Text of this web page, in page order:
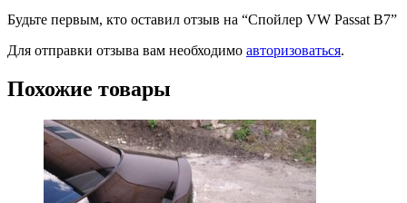
Будьте первым, кто оставил отзыв на “Спойлер VW Passat B7”
Для отправки отзыва вам необходимо авторизоваться.
Похожие товары